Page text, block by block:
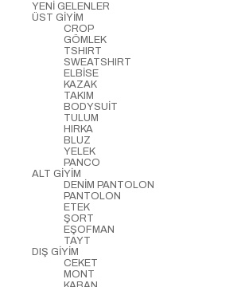
YENİ GELENLER
ÜST GİYİM
CROP
GÖMLEK
TSHIRT
SWEATSHIRT
ELBİSE
KAZAK
TAKIM
BODYSUİT
TULUM
HIRKA
BLUZ
YELEK
PANCO
ALT GİYİM
DENİM PANTOLON
PANTOLON
ETEK
ŞORT
EŞOFMAN
TAYT
DIŞ GİYİM
CEKET
MONT